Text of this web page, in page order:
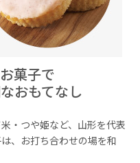
菓子で
おもてなし
・つや姫など、山形を代表
、お打ち合わせの場を和